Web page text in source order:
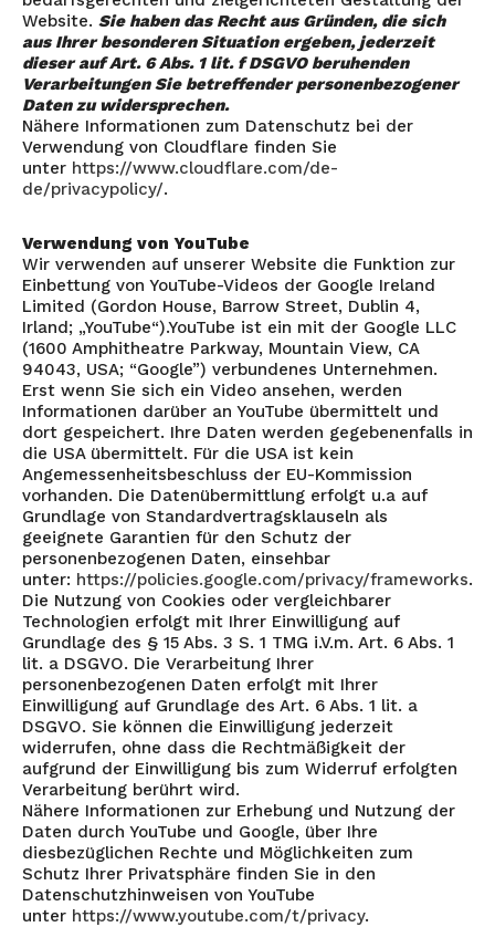
Website. Sie haben das Recht aus Gründen, die sich
aus Ihrer besonderen Situation ergeben, jederzeit
dieser auf Art. 6 Abs. 1 lit. f DSGVO beruhenden
Verarbeitungen Sie betreffender personenbezogener
Daten zu widersprechen.
Nähere Informationen zum Datenschutz bei der
Verwendung von Cloudflare finden Sie
unter https://www.cloudflare.com/de-
de/privacypolicy/.
Verwendung von YouTube
Wir verwenden auf unserer Website die Funktion zur
Einbettung von YouTube-Videos der Google Ireland
Limited (Gordon House, Barrow Street, Dublin 4,
Irland; „YouTube“).YouTube ist ein mit der Google LLC
(1600 Amphitheatre Parkway, Mountain View, CA
94043, USA; “Google”) verbundenes Unternehmen.
Erst wenn Sie sich ein Video ansehen, werden
Informationen darüber an YouTube übermittelt und
dort gespeichert. Ihre Daten werden gegebenenfalls in
die USA übermittelt. Für die USA ist kein
Angemessenheitsbeschluss der EU-Kommission
vorhanden. Die Datenübermittlung erfolgt u.a auf
Grundlage von Standardvertragsklauseln als
geeignete Garantien für den Schutz der
personenbezogenen Daten, einsehbar
unter: https://policies.google.com/privacy/frameworks.
Die Nutzung von Cookies oder vergleichbarer
Technologien erfolgt mit Ihrer Einwilligung auf
Grundlage des § 15 Abs. 3 S. 1 TMG i.V.m. Art. 6 Abs. 1
lit. a DSGVO. Die Verarbeitung Ihrer
personenbezogenen Daten erfolgt mit Ihrer
Einwilligung auf Grundlage des Art. 6 Abs. 1 lit. a
DSGVO. Sie können die Einwilligung jederzeit
widerrufen, ohne dass die Rechtmäßigkeit der
aufgrund der Einwilligung bis zum Widerruf erfolgten
Verarbeitung berührt wird.
Nähere Informationen zur Erhebung und Nutzung der
Daten durch YouTube und Google, über Ihre
diesbezüglichen Rechte und Möglichkeiten zum
Schutz Ihrer Privatsphäre finden Sie in den
Datenschutzhinweisen von YouTube
unter https://www.youtube.com/t/privacy.